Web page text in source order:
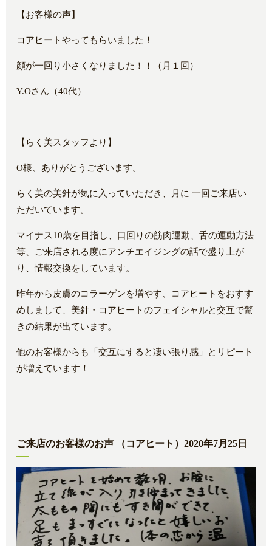
【お客様の声】
コアヒートやってもらいました！
顔が一回り小さくなりました！！（月１回）
Y.Oさん（40代）
【らく美スタッフより】
O様、ありがとうございます。
らく美の美針が気に入っていただき、月に 一回ご来店い
ただいています。
マイナス10歳を目指し、口回りの筋肉運動、舌の運動方法
等、ご来店される度にアンチエイジングの話で盛り上が
り、情報交換をしています。
昨年から皮膚のコラーゲンを増やす、コアヒートをおすす
めしまして、美針・コアヒートのフェイシャルと交互で驚
きの結果が出ています。
他のお客様からも「交互にすると凄い張り感」とリピート
が増えています！
ご来店のお客様のお声 （コアヒート）2020年7月25日